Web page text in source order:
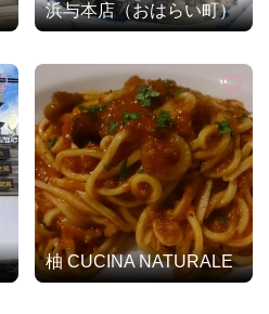
浜与本店（おはらい町）
柚 CUCINA NATURALE